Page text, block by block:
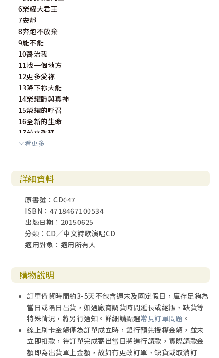
6榮耀大君王
7安靜
8奔跑不放棄
9能不能
10醫治我
11找一個地方
12更多愛祢
13降下祢大能
14榮耀歸與真神
15榮耀的呼召
16全新的生命
17前來敬拜
18敬拜讓世界震動
21三百六十五天
22祢的器皿
23願祢國度降臨
看更多
詳細資料
原書號：CD047
ISBN：4718467100534
出版日期：20150625
分類：CD／中文詩歌演唱CD
適用對象：適用所有人
購物說明
訂單備貨時間約3-5天不包含週末及國定假日，庫存足夠為
當日或隔日出貨，如遇廠商調貨時間延長或絕版、缺貨等
特殊情況，將另行通知。詳細請點選常見訂單問題 。
線上刷卡金額僅為訂單成立時，銀行預先授權金額，並未
立即扣款，待訂單完成寄出當日將進行請款，實際請款金
額即為出貨單上金額，故如有更改訂單、缺貨或取消訂